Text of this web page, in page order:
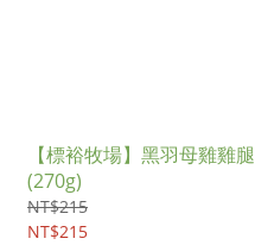
【標裕牧場】黑羽母雞雞腿
(270g)
NT$215
NT$215